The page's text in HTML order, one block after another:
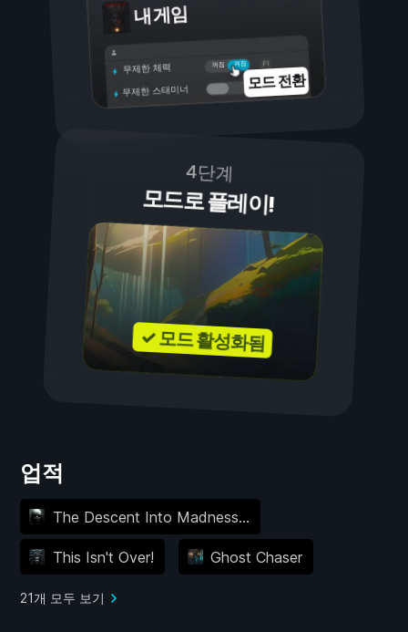
내 게임
켜짐
꺼짐
무제한 체력
무제한 스태미너 모드 전환
4단계
모드로 플레이!
✓ 모드 활성화됨
업적
The Descent Into Madness...
This Isn't Over! Ghost Chaser
21개 모두 보기